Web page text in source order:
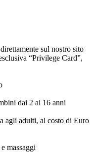
sul nostro sito
“Privilege Card”,
dai 2 ai 16 anni
agli adulti, al costo di Euro
massaggi